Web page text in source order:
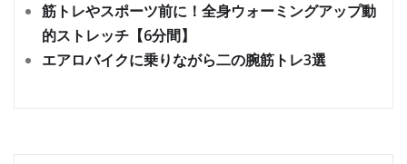
筋トレやスポーツ前に！全身ウォーミングアップ動
的ストレッチ【6分間】
エアロバイクに乗りながら二の腕筋トレ3選